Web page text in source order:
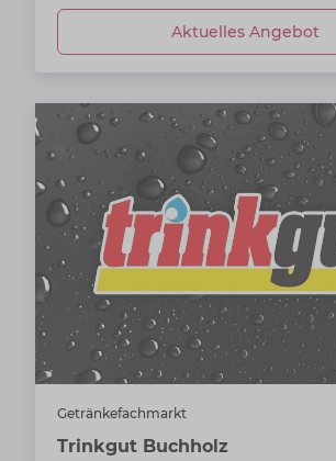
Aktuelles Angebot
Getränkefachmarkt
Trinkgut Buchholz